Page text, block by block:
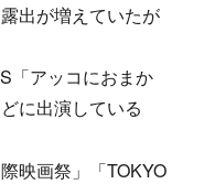
出が増えていたが
「アッコにおまか
に出演している
映画祭」「TOKYO